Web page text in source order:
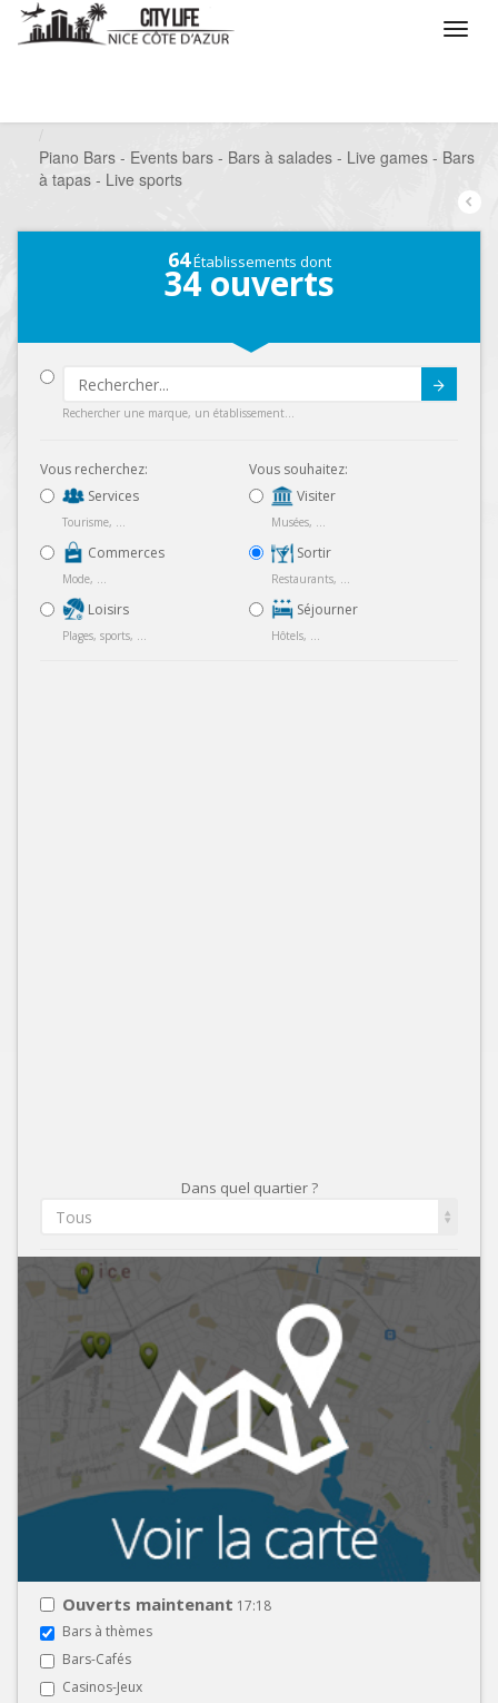
Piano Bars - Events bars - Bars à salades - Live games - Bars
à tapas - Live sports
64Établissements dont
34 ouverts
Rechercher une marque, un établissement...
Vous recherchez:
Services
Tourisme, ...
Commerces
Mode, ...
Loisirs
Plages, sports, ...
Vous souhaitez:
Visiter
Musées, ...
Sortir
Restaurants, ...
Séjourner
Hôtels, ...
Dans quel quartier ?
Tous
Ouverts maintenant 17:18
Bars à thèmes
Bars-Cafés
Casinos-Jeux